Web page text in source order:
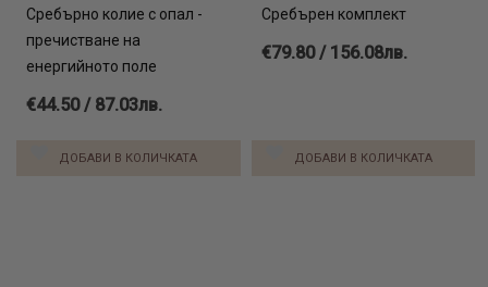
Сребърно колие с опал -
пречистване на
енергийното поле
€44.50 / 87.03лв.
ДОБАВИ В КОЛИЧКАТА
Сребърен комплект
€79.80 / 156.08лв.
ДОБАВИ В КОЛИЧКАТА